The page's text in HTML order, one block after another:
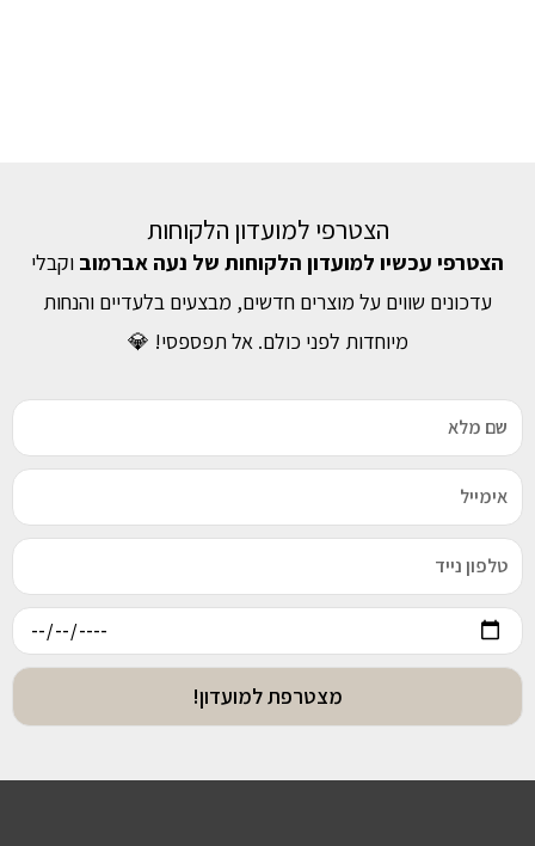
הצטרפי למועדון הלקוחות
הצטרפי עכשיו למועדון הלקוחות של נעה אברמוב וקבלי
עדכונים שווים על מוצרים חדשים, מבצעים בלעדיים והנחות
מיוחדות לפני כולם. אל תפספסי! 💎
מצטרפת למועדון!